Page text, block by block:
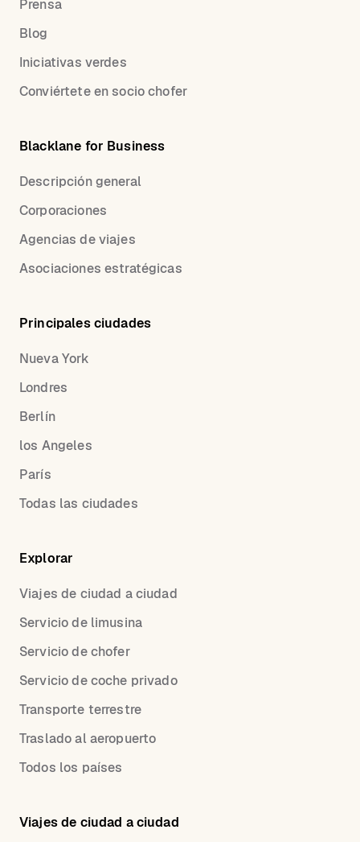
Prensa
Blog
Iniciativas verdes
Conviértete en socio chofer
Blacklane for Business
Descripción general
Corporaciones
Agencias de viajes
Asociaciones estratégicas
Principales ciudades
Nueva York
Londres
Berlín
los Angeles
París
Todas las ciudades
Explorar
Viajes de ciudad a ciudad
Servicio de limusina
Servicio de chofer
Servicio de coche privado
Transporte terrestre
Traslado al aeropuerto
Todos los países
Viajes de ciudad a ciudad